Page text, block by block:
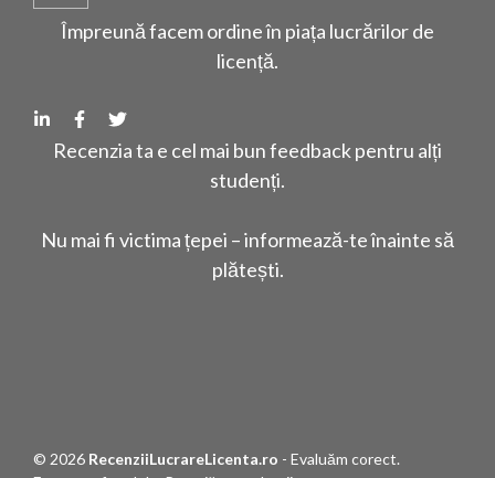
Împreună facem ordine în piața lucrărilor de
licență.
Recenzia ta e cel mai bun feedback pentru alți
studenți.
Nu mai fi victima țepei – informează-te înainte să
plătești.
© 2026 RecenziiLucrareLicenta.ro - Evaluăm corect.